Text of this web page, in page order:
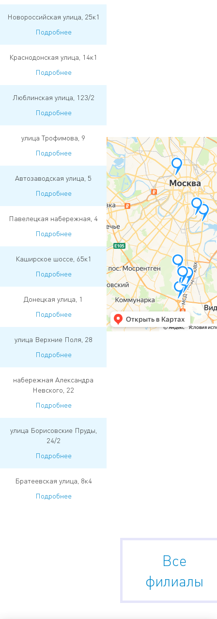
Новороссийская улица, 25к1
Подробнее
Краснодонская улица, 14к1
Подробнее
Люблинская улица, 123/2
Подробнее
улица Трофимова, 9
Подробнее
Автозаводская улица, 5
Подробнее
Павелецкая набережная, 4
Подробнее
Каширское шоссе, 65к1
Подробнее
Донецкая улица, 1
Подробнее
улица Верхние Поля, 28
Подробнее
набережная Александра
Невского, 22
Подробнее
улица Борисовские Пруды,
24/2
Подробнее
Братеевская улица, 8к4
Подробнее
Все
филиалы